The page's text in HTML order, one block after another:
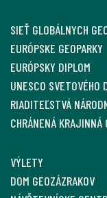
SIEŤ GLOBÁLNYCH
EURÓPSKE GEOPARKY
EURÓPSKY DIPLOM
UNESCO SVETOVÉHO
RIADITEĽSTVÁ
CHRÁNENÁ KRAJINNÁ
VÝLETY
DOM GEOZÁZRAKOV